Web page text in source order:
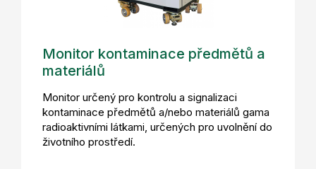
Monitor kontaminace předmětů a
materiálů
Monitor určený pro kontrolu a signalizaci
kontaminace předmětů a/nebo materiálů gama
radioaktivními látkami, určených pro uvolnění do
životního prostředí.